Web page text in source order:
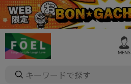
MENS